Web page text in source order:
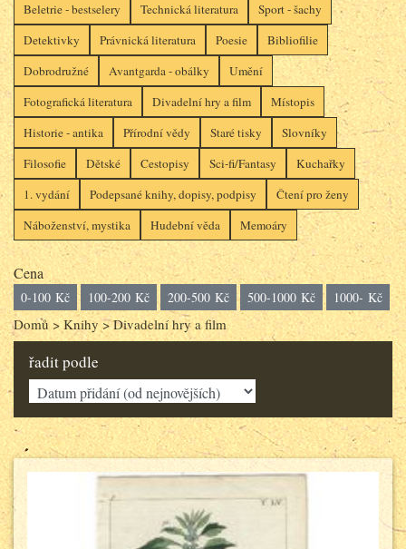
Beletrie - bestselery Technická literatura
Sport - šachy
Detektivky
Právnická literatura Poesie
Bibliofilie
Dobrodružné
Avantgarda - obálky
Umění
Fotografická literatura
Divadelní hry a film
Místopis
Historie - antika
Přírodní vědy Staré tisky
Slovníky
Filosofie
Dětské Cestopisy Sci-fi/Fantasy
Kuchařky
1. vydání
Podepsané knihy, dopisy, podpisy
Čtení pro ženy
Náboženství, mystika
Hudební věda Memoáry
Cena
0-100 Kč 100-200 Kč 200-500 Kč 500-1000 Kč 1000- Kč
Domů >Knihy>Divadelní hry a film
řadit podle